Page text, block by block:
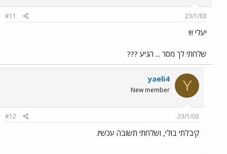
23/1/03
#11
יעלי !!!
שלחתי לך מסר ... הגיע ???
Y
yaeli4
New member
23/1/03
#12
קיבלתי בולי, ושלחתי תשובה עכשיו.